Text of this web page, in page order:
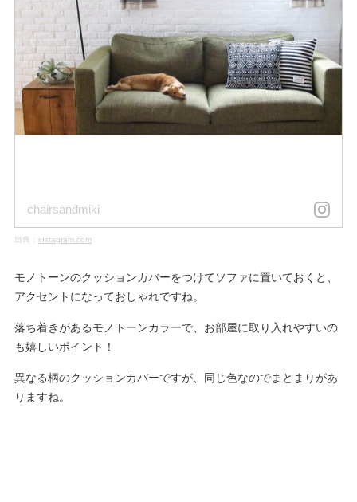
chairsandmiki
出典： instagram.com
モノトーンのクッションカバーをつけてソファに置いておくと、
アクセントになっておしゃれですね。
落ち着きがあるモノトーンカラーで、お部屋に取り入れやすいの
も嬉しいポイント！
異なる柄のクッションカバーですが、同じ色なのでまとまりがあ
りますね。